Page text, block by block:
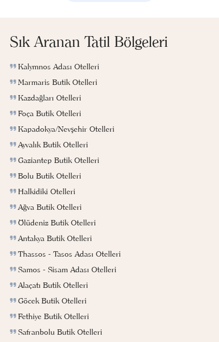
Sık Aranan Tatil Bölgeleri
Kalymnos Adası Otelleri
Marmaris Butik Otelleri
Kazdağları Otelleri
Foça Butik Otelleri
Kapadokya/Nevşehir Otelleri
Ayvalık Butik Otelleri
Gaziantep Butik Otelleri
Bolu Butik Otelleri
Halkidiki Otelleri
Ağva Butik Otelleri
Ölüdeniz Butik Otelleri
Antakya Butik Otelleri
Thassos - Tasos Adası Otelleri
Samos - Sisam Adası Otelleri
Alaçatı Butik Otelleri
Göcek Butik Otelleri
Fethiye Butik Otelleri
Safranbolu Butik Otelleri